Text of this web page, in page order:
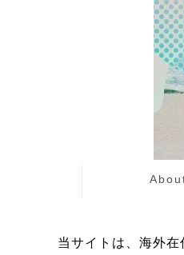
当サイトは、海外在